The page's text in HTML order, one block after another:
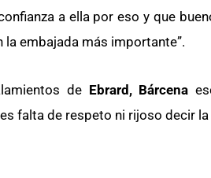
a ella por eso y que
la embajada más importante”.
de Ebrard, Bárcena
falta de respeto ni rijoso decir